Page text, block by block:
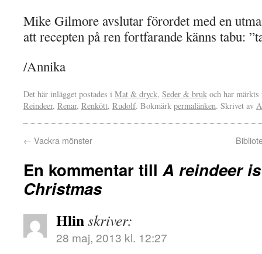
Mike Gilmore avslutar förordet med en
att recepten på ren fortfarande känns tabu:
/Annika
Det här inlägget postades i Mat & dryck, Seder & bruk och har
Reindeer, Renar, Renkött, Rudolf. Bokmärk permalänken. Skrivet av
← Vackra mönster
En kommentar tillA reindeer
Christmas
Hlinskriver:
28 maj, 2013 kl. 12:27